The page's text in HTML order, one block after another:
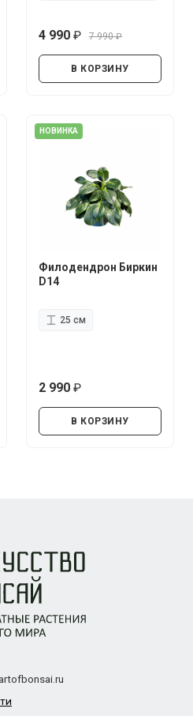
4 990
7 990
В КОРЗИНУ
НОВИНКА
Филодендрон Биркин
D14
25 см
2 990
В КОРЗИНУ